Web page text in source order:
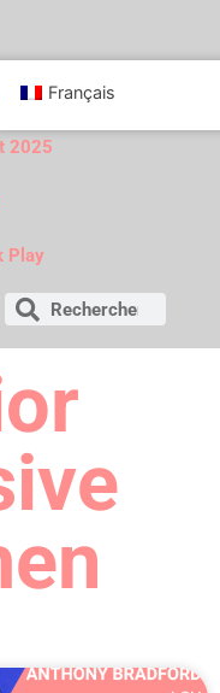
2025
Play
Français